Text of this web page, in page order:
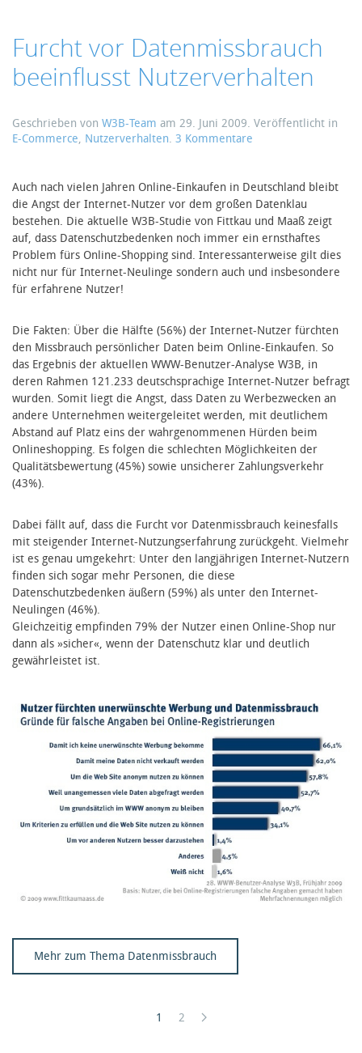
Furcht vor Datenmissbrauch
beeinflusst Nutzerverhalten
Geschrieben von W3B-Team am 29. Juni 2009. Veröffentlicht in
E-Commerce, Nutzerverhalten. 3 Kommentare
Datenmissbrauch
beeinflusst
Nutzerverhalten
Auch nach vielen Jahren Online-Einkaufen in Deutschland bleibt
die Angst der Internet-Nutzer vor dem großen Datenklau
bestehen. Die aktuelle W3B-Studie von Fittkau und Maaß zeigt
auf, dass Datenschutzbedenken noch immer ein ernsthaftes
Problem fürs Online-Shopping sind. Interessanterweise gilt dies
nicht nur für Internet-Neulinge sondern auch und insbesondere
für erfahrene Nutzer!
Die Fakten: Über die Hälfte (56%) der Internet-Nutzer fürchten
den Missbrauch persönlicher Daten beim Online-Einkaufen. So
das Ergebnis der aktuellen WWW-Benutzer-Analyse W3B, in
deren Rahmen 121.233 deutschsprachige Internet-Nutzer befragt
wurden. Somit liegt die Angst, dass Daten zu Werbezwecken an
andere Unternehmen weitergeleitet werden, mit deutlichem
Abstand auf Platz eins der wahrgenommenen Hürden beim
Onlineshopping. Es folgen die schlechten Möglichkeiten der
Qualitätsbewertung (45%) sowie unsicherer Zahlungsverkehr
(43%).
Dabei fällt auf, dass die Furcht vor Datenmissbrauch keinesfalls
mit steigender Internet-Nutzungserfahrung zurückgeht. Vielmehr
ist es genau umgekehrt: Unter den langjährigen Internet-Nutzern
finden sich sogar mehr Personen, die diese
Datenschutzbedenken äußern (59%) als unter den Internet-
Neulingen (46%).
Gleichzeitig empfinden 79% der Nutzer einen Online-Shop nur
dann als »sicher«, wenn der Datenschutz klar und deutlich
gewährleistet ist.
Mehr zum Thema Datenmissbrauch
1 2